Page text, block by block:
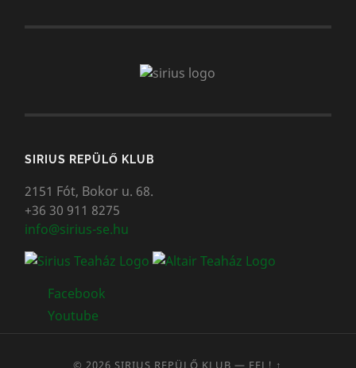
SIRIUS REPÜLŐ KLUB
2151 Fót, Bokor u. 68.
+36 30 911 8275
info@sirius-se.hu
Facebook
Youtube
© 2026 SIRIUS REPÜLŐ KLUB — FEL! ↑